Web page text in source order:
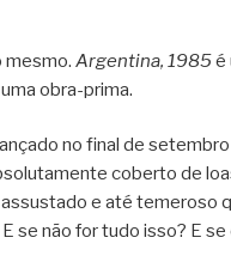
mesmo. Argentina, 1985é
obra-prima.
no final de
coberto de
e até temeroso
se não for tudo isso? E